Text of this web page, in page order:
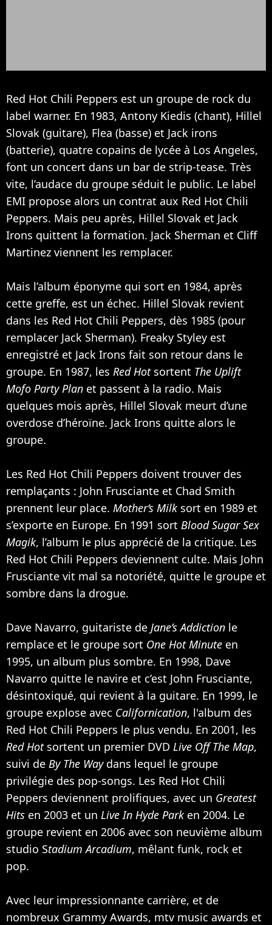
Red Hot Chili Peppers est un groupe de rock du
label warner. En 1983, Antony Kiedis (chant), Hillel
Slovak (guitare), Flea (basse) et Jack irons
(batterie), quatre copains de lycée à Los Angeles,
font un concert dans un bar de strip-tease. Très
vite, l’audace du groupe séduit le public. Le label
EMI propose alors un contrat aux Red Hot Chili
Peppers. Mais peu après, Hillel Slovak et Jack
Irons quittent la formation. Jack Sherman et Cliff
Martinez viennent les remplacer.
Mais l’album éponyme qui sort en 1984, après
cette greffe, est un échec. Hillel Slovak revient
dans les Red Hot Chili Peppers, dès 1985 (pour
remplacer Jack Sherman). Freaky Styley est
enregistré et Jack Irons fait son retour dans le
groupe. En 1987, les Red Hotsortent The Uplift
Mofo Party Plan et passent à la radio. Mais
quelques mois après, Hillel Slovak meurt d’une
overdose d’héroïne. Jack Irons quitte alors le
groupe.
Les Red Hot Chili Peppers doivent trouver des
remplaçants : John Frusciante et Chad Smith
prennent leur place. Mother‘s Milk sort en 1989 et
s’exporte en Europe. En 1991 sort Blood Sugar Sex
Magik, l’album le plus apprécié de la critique. Les
Red Hot Chili Peppers deviennent culte. Mais John
Frusciante vit mal sa notoriété, quitte le groupe et
sombre dans la drogue.
Dave Navarro, guitariste de Jane’s Addiction le
remplace et le groupe sort One Hot Minute en
1995, un album plus sombre. En 1998, Dave
Navarro quitte le navire et c’est John Frusciante,
désintoxiqué, qui revient à la guitare. En 1999, le
groupe explose avec Californication, l'album des
Red Hot Chili Peppers le plus vendu. En 2001, les
Red Hot sortent un premier DVD Live Off The Map,
suivi de By The Way dans lequel le groupe
privilégie des pop-songs. Les Red Hot Chili
Peppers deviennent prolifiques, avec un Greatest
Hits en 2003 et un Live In Hyde Park en 2004. Le
groupe revient en 2006 avec son neuvième album
studio Stadium Arcadium, mêlant funk, rock et
pop.
Avec leur impressionnante carrière, et de
nombreux Grammy Awards, mtv music awards et